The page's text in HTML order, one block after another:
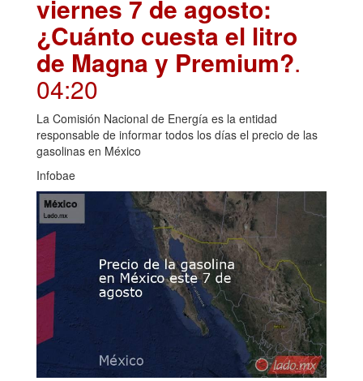
viernes 7 de agosto:
¿Cuánto cuesta el litro
de Magna y Premium?.
04:20
La Comisión Nacional de Energía es la entidad
responsable de informar todos los días el precio de las
gasolinas en México
Infobae